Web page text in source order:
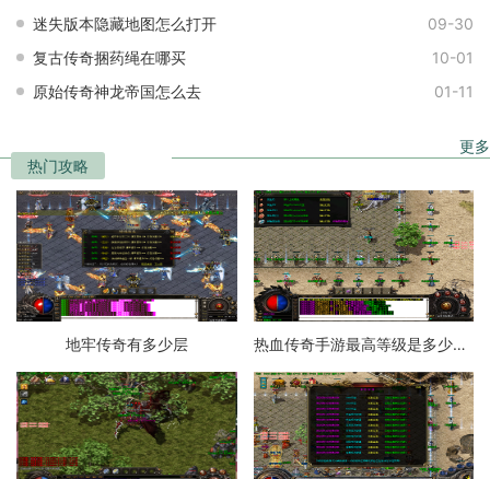
迷失版本隐藏地图怎么打开
09-30
复古传奇捆药绳在哪买
10-01
原始传奇神龙帝国怎么去
01-11
热门攻略
更多
地牢传奇有多少层 热血传奇手游最高等级是多少级的